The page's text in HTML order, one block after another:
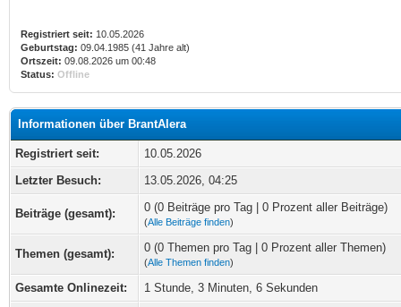
Registriert seit: 10.05.2026
Geburtstag: 09.04.1985 (41 Jahre alt)
Ortszeit: 09.08.2026 um 00:48
Status: Offline
Informationen über BrantAlera
Registriert seit:
10.05.2026
Letzter Besuch:
13.05.2026, 04:25
Beiträge (gesamt): 0 (0 Beiträge pro Tag | 0 Prozent aller Beiträge)
(Alle Beiträge finden)
Themen (gesamt): 0 (0 Themen pro Tag | 0 Prozent aller Themen)
(Alle Themen finden)
Gesamte Onlinezeit:
1 Stunde, 3 Minuten, 6 Sekunden